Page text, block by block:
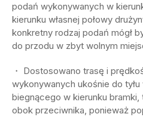
podań wykonywanych w
kierunku własnej połowy
konkretny rodzaj podań mógł
do przodu w zbyt wolnym
・ Dostosowano trasę i
wykonywanych ukośnie do
biegnącego w kierunku
obok przeciwnika, ponieważ